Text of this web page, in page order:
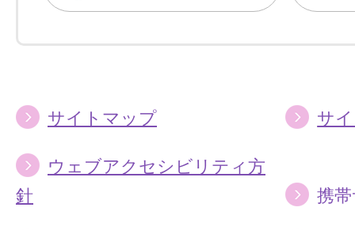
に
に
サイトマップ サ
ウェブアクセシビリティ方
針
携